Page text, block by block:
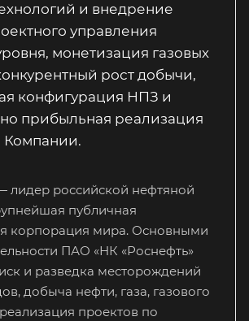
и внедрение
управления
монетизация газовых
рост добычи,
конфигурация НПЗ и
прибыльная реализация
Компании.
лидер российской нефтяной
публичная
корпорация мира. Основными
ПАО «НК «Роснефть»
и разведка месторождений
добыча нефти, газа, газового
проектов по